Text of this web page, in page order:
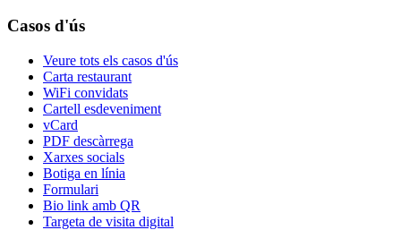
Casos d'ús
Veure tots els casos d'ús
Carta restaurant
WiFi convidats
Cartell esdeveniment
vCard
PDF descàrrega
Xarxes socials
Botiga en línia
Formulari
Bio link amb QR
Targeta de visita digital